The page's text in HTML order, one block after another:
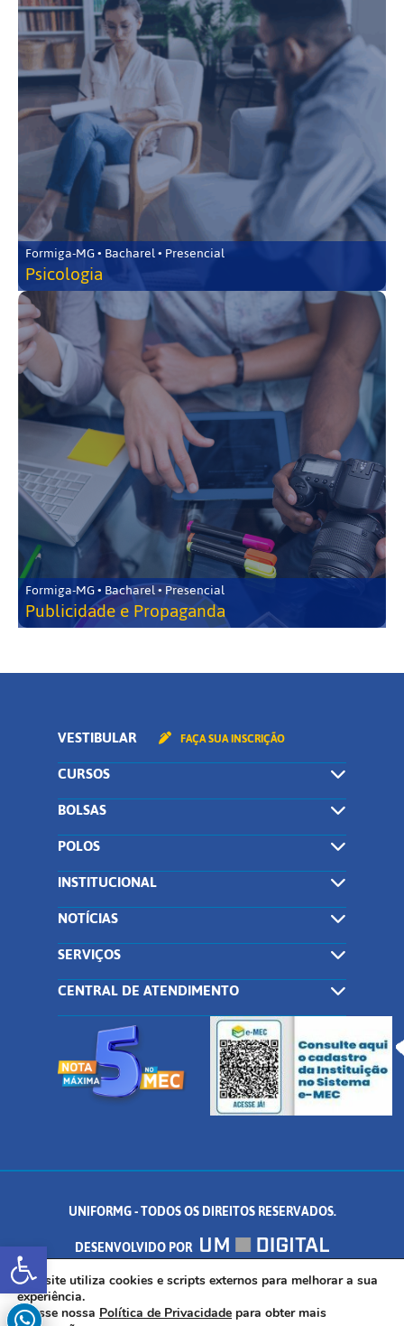
Abrir a barra de ferramentas
Formiga-MG • Bacharel • Presencial
Psicologia
Formiga-MG • Bacharel • Presencial
Publicidade e Propaganda
VESTIBULAR FAÇA SUA INSCRIÇÃO
CURSOS
BOLSAS
POLOS
INSTITUCIONAL
NOTÍCIAS
SERVIÇOS
CENTRAL DE ATENDIMENTO
UNIFORMG - TODOS OS DIREITOS RESERVADOS.
DESENVOLVIDO POR
AV. DR. ARNALDO DE SENNA, 328 - PALMEIRAS, FORMIGA/MG - CEP:
35.574.530
Este site utiliza cookies e scripts externos para melhorar a sua
experiência.
Acesse nossa Política de Privacidade para obter mais